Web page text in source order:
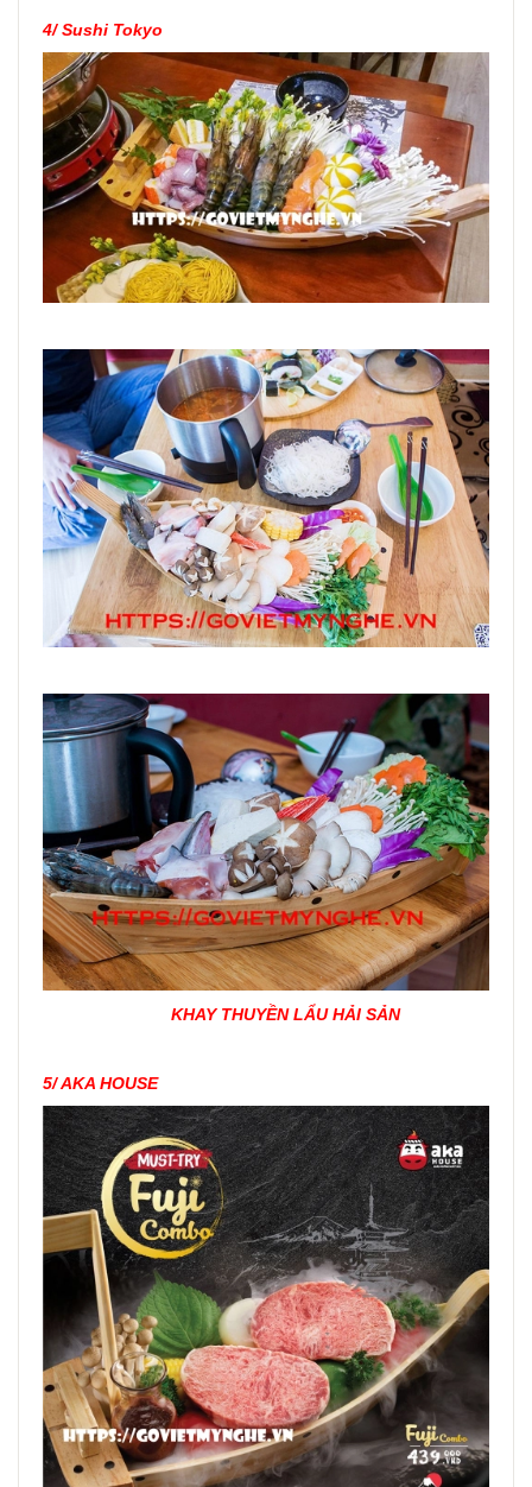
4/Sushi Tokyo
KHAY THUYỀN LẨU HẢI SẢN
5/ AKA HOUSE